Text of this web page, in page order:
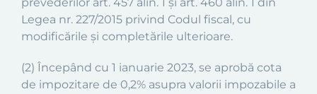
Legea nr. 227/2015 privind Codul fiscal, cu
modificările și completările ulterioare.
(2) Începând cu 1 ianuarie 2023, se aprobă cota
de impozitare de 0,2% asupra valorii impozabile a